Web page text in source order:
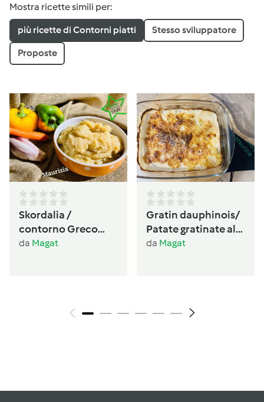
Mostra ricette simili per:
più ricette di Contorni piatti Stesso sviluppatore
Proposte
Skordalia /
contorno Greco
🇬🇷 senza glutine,
da Magat
Gratin dauphinois/
Patate gratinate alla
Francese
da Magat